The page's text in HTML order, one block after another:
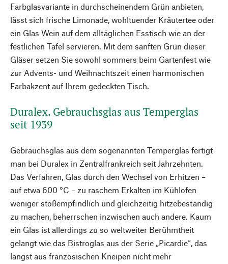
Farbglasvariante in durchscheinendem Grün anbieten,
lässt sich frische Limonade, wohltuender Kräutertee oder
ein Glas Wein auf dem alltäglichen Esstisch wie an der
festlichen Tafel servieren. Mit dem sanften Grün dieser
Gläser setzen Sie sowohl sommers beim Gartenfest wie
zur Advents- und Weihnachtszeit einen harmonischen
Farbakzent auf Ihrem gedeckten Tisch.
Duralex. Gebrauchsglas aus Temperglas
seit 1939
Gebrauchsglas aus dem sogenannten Temperglas fertigt
man bei Duralex in Zentralfrankreich seit Jahrzehnten.
Das Verfahren, Glas durch den Wechsel von Erhitzen –
auf etwa 600 °C – zu raschem Erkalten im Kühlofen
weniger stoßempfindlich und gleichzeitig hitzebeständig
zu machen, beherrschen inzwischen auch andere. Kaum
ein Glas ist allerdings zu so weltweiter Berühmtheit
gelangt wie das Bistroglas aus der Serie „Picardie“, das
längst aus französischen Kneipen nicht mehr